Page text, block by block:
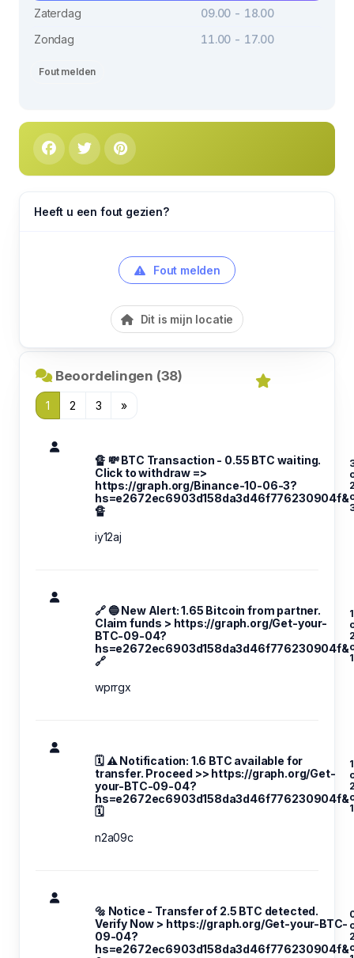
Zaterdag
09.00 - 18.00
Zondag
11.00 - 17.00
Fout melden
Heeft u een fout gezien?
Fout melden
Dit is mijn locatie
Beoordelingen (38)
1 2 3 »
🔏 💸 BTC Transaction - 0.55 BTC waiting.
Click to withdraw =>
https://graph.org/Binance-10-06-3?
hs=e2672ec6903d158da3d46f776230904f&
🔏
iy12aj
🔗 🔵 New Alert: 1.65 Bitcoin from partner.
Claim funds > https://graph.org/Get-your-
BTC-09-04?
hs=e2672ec6903d158da3d46f776230904f&
🔗
wprrgx
🗓 ⚠️ Notification: 1.6 BTC available for
transfer. Proceed >> https://graph.org/Get-
your-BTC-09-04?
hs=e2672ec6903d158da3d46f776230904f&
🗓
n2a09c
🔩 Notice - Transfer of 2.5 BTC detected.
Verify Now > https://graph.org/Get-your-BTC-
09-04?
hs=e2672ec6903d158da3d46f776230904f&